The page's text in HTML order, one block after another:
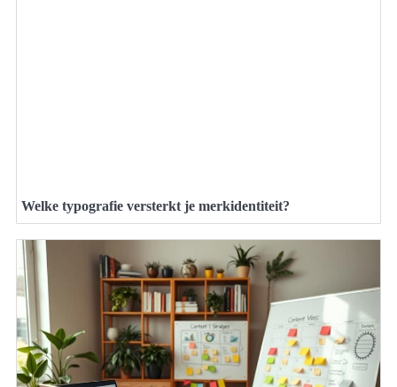
Welke typografie versterkt je merkidentiteit?